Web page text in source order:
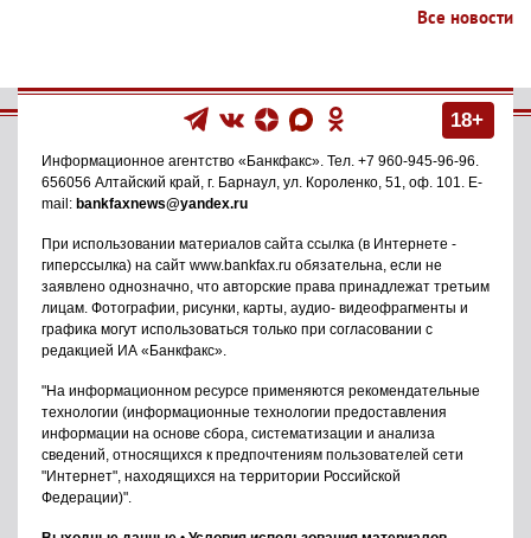
Все новости
18+
Информационное агентство «Банкфакс». Тел. +7 960-945-96-96.
656056 Алтайский край, г. Барнаул, ул. Короленко, 51, оф. 101. E-
mail: bankfaxnews@yandex.ru
При использовании материалов сайта ссылка (в Интернете -
гиперссылка) на сайт www.bankfax.ru обязательна, если не
заявлено однозначно, что авторские права принадлежат третьим
лицам. Фотографии, рисунки, карты, аудио- видеофрагменты и
графика могут использоваться только при согласовании с
редакцией ИА «Банкфакс».
"На информационном ресурсе применяются рекомендательные
технологии (информационные технологии предоставления
информации на основе сбора, систематизации и анализа
сведений, относящихся к предпочтениям пользователей сети
"Интернет", находящихся на территории Российской
Федерации)".